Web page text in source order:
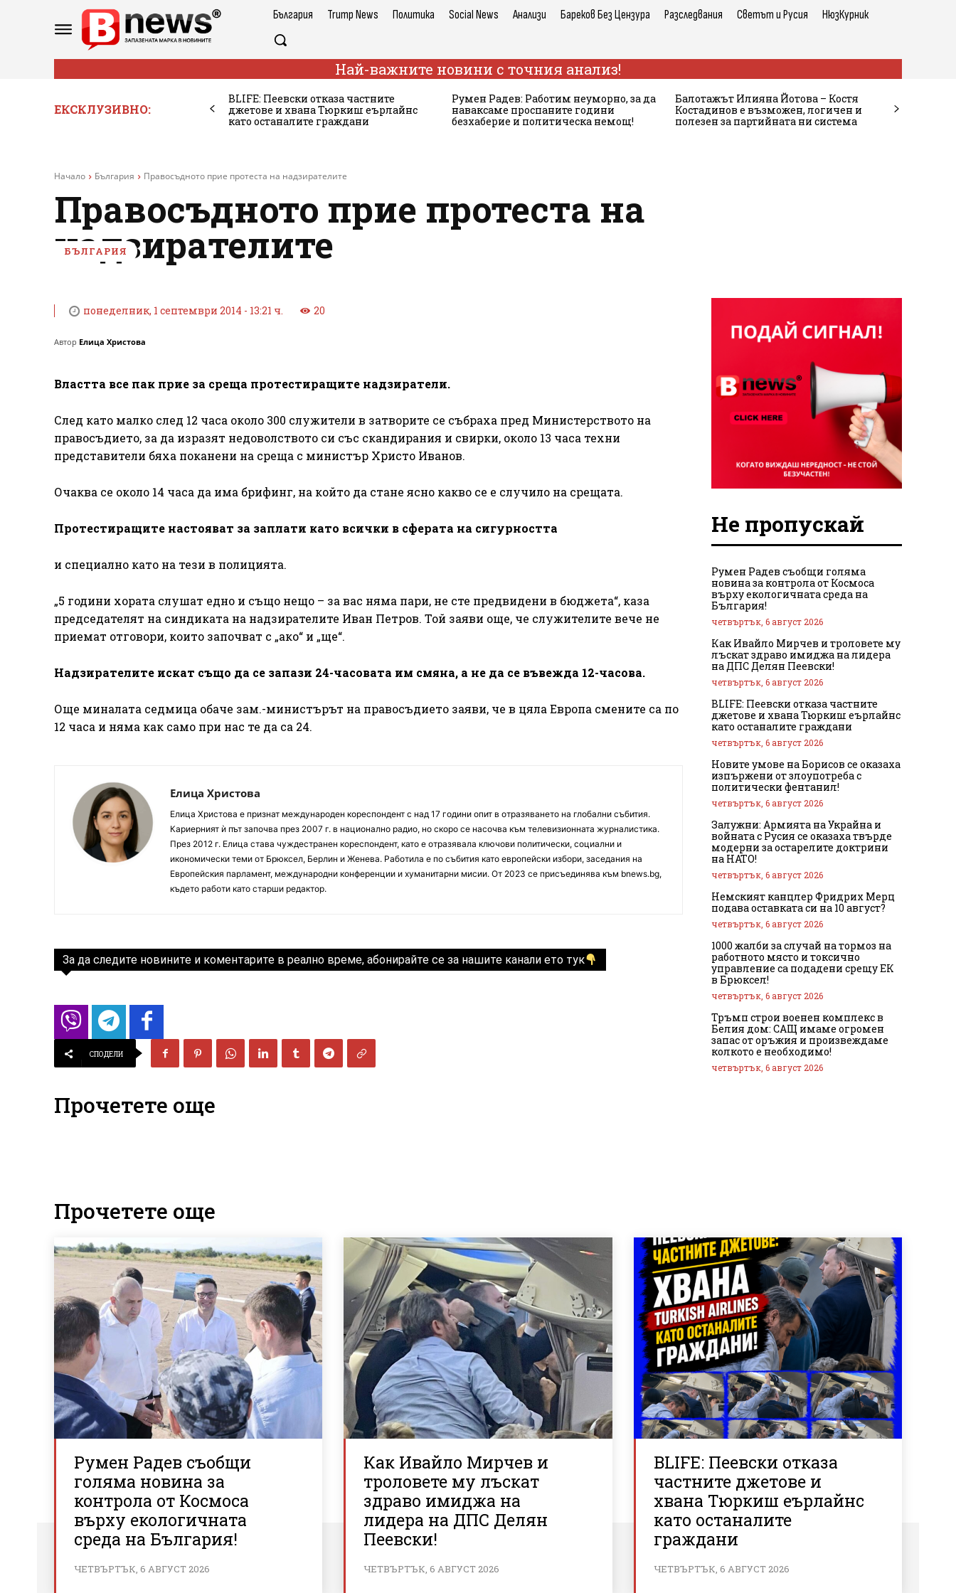
България Trump News Политика Social News Анализи Бареков Без Цензура Разследвания Светът и Русия НюзКурник
Най-важните новини с точния анализ!
ЕКСКЛУЗИВНО:
BLIFE: Пеевски отказа частните
джетове и хвана Тюркиш еърлайнс
като останалите граждани
Румен Радев: Работим неуморно, за да
наваксаме проспаните години
безхаберие и политическа немощ!
Балотажът Илияна Йотова – Костя
Костадинов е възможен, логичен и
полезен за партийната ни система
Начало България Правосъдното прие протеста на надзирателите
Правосъдното прие протеста на
надзирателите
БЪЛГАРИЯ
понеделник, 1 септември 2014 - 13:21 ч. 20
Автор Елица Христова
Властта все пак прие за среща протестиращите надзиратели.
След като малко след 12 часа около 300 служители в затворите се събраха пред Министерството на
правосъдието, за да изразят недоволството си със скандирания и свирки, около 13 часа техни
представители бяха поканени на среща с министър Христо Иванов.
Очаква се около 14 часа да има брифинг, на който да стане ясно какво се е случило на срещата.
Протестиращите настояват за заплати като всички в сферата на сигурността
и специално като на тези в полицията.
„5 години хората слушат едно и също нещо – за вас няма пари, не сте предвидени в бюджета“, каза
председателят на синдиката на надзирателите Иван Петров. Той заяви още, че служителите вече не
приемат отговори, които започват с „ако“ и „ще“.
Надзирателите искат също да се запази 24-часовата им смяна, а не да се въвежда 12-часова.
Още миналата седмица обаче зам.-министърът на правосъдието заяви, че в цяла Европа смените са по
12 часа и няма как само при нас те да са 24.
Елица Христова
Елица Христова е признат международен кореспондент с над 17 години опит в отразяването на глобални събития.
Кариерният ѝ път започва през 2007 г. в национално радио, но скоро се насочва към телевизионната журналистика.
През 2012 г. Елица става чуждестранен кореспондент, като е отразявала ключови политически, социални и
икономически теми от Брюксел, Берлин и Женева. Работила е по събития като европейски избори, заседания на
Европейския парламент, международни конференции и хуманитарни мисии. От 2023 се присъединява към bnews.bg,
където работи като старши редактор.
За да следите новините и коментарите в реално време, абонирайте се за нашите канали ето тук
СПОДЕЛИ
Прочетете още
Не пропускай
Румен Радев съобщи голяма
новина за контрола от Космоса
върху екологичната среда на
България!
четвъртък, 6 август 2026
Как Ивайло Мирчев и троловете му
лъскат здраво имиджа на лидера
на ДПС Делян Пеевски!
четвъртък, 6 август 2026
BLIFE: Пеевски отказа частните
джетове и хвана Тюркиш еърлайнс
като останалите граждани
четвъртък, 6 август 2026
Новите умове на Борисов се оказаха
изпържени от злоупотреба с
политически фентанил!
четвъртък, 6 август 2026
Залужни: Армията на Украйна и
войната с Русия се оказаха твърде
модерни за остарелите доктрини
на НАТО!
четвъртък, 6 август 2026
Немският канцлер Фридрих Мерц
подава оставката си на 10 август?
четвъртък, 6 август 2026
1000 жалби за случай на тормоз на
работното място и токсично
управление са подадени срещу ЕК
в Брюксел!
четвъртък, 6 август 2026
Тръмп строи военен комплекс в
Белия дом: САЩ имаме огромен
запас от оръжия и произвеждаме
колкото е необходимо!
четвъртък, 6 август 2026
Прочетете още
Румен Радев съобщи
голяма новина за
контрола от Космоса
върху екологичната
среда на България!
ЧЕТВЪРТЪК, 6 АВГУСТ 2026
Как Ивайло Мирчев и
троловете му лъскат
здраво имиджа на
лидера на ДПС Делян
Пеевски!
ЧЕТВЪРТЪК, 6 АВГУСТ 2026
BLIFE: Пеевски отказа
частните джетове и
хвана Тюркиш еърлайнс
като останалите
граждани
ЧЕТВЪРТЪК, 6 АВГУСТ 2026